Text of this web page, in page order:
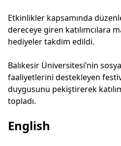
Etkinlikler kapsamında
dereceye giren katılımcılara
hediyeler takdim edildi.
Balıkesir Üniversitesi’nin
faaliyetlerini destekleyen
duygusunu pekiştirerek
topladı.
English